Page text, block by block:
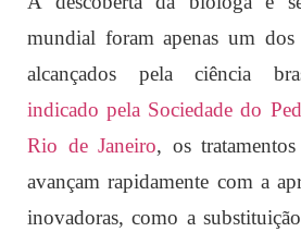
mundial foram apenas um
alcançados pela ciência
indicado pela Sociedade do
Rio de Janeiro, os
avançam rapidamente com a
inovadoras, como a